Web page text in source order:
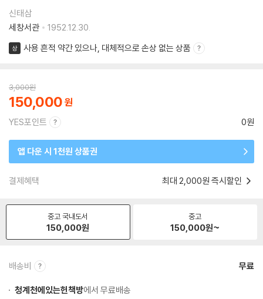
신태삼
세창서관
1952.12.30.
상 사용 흔적 약간 있으나, 대체적으로 손상 없는 상품
3,000원
150,000
YES포인트 0원
앱 다운 시 1천원 상품권
결제혜택 최대 2,000원 즉시할인
중고 국내도서
150,000원
중고
150,000원~
배송비 무료
청계천에있는헌책방에서 무료배송